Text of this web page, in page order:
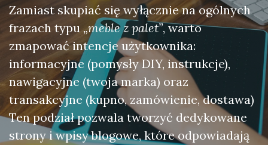
Zamiast skupiać się wyłącznie na ogólnych
frazach typu„meble z palet”, warto
zmapować intencje użytkownika:
informacyjne (pomysły DIY, instrukcje),
nawigacyjne (twoja marka) oraz
transakcyjne (kupno, zamówienie, dostawa)
Ten podział pozwala tworzyć dedykowane
strony i wpisy blogowe, które odpowiadają